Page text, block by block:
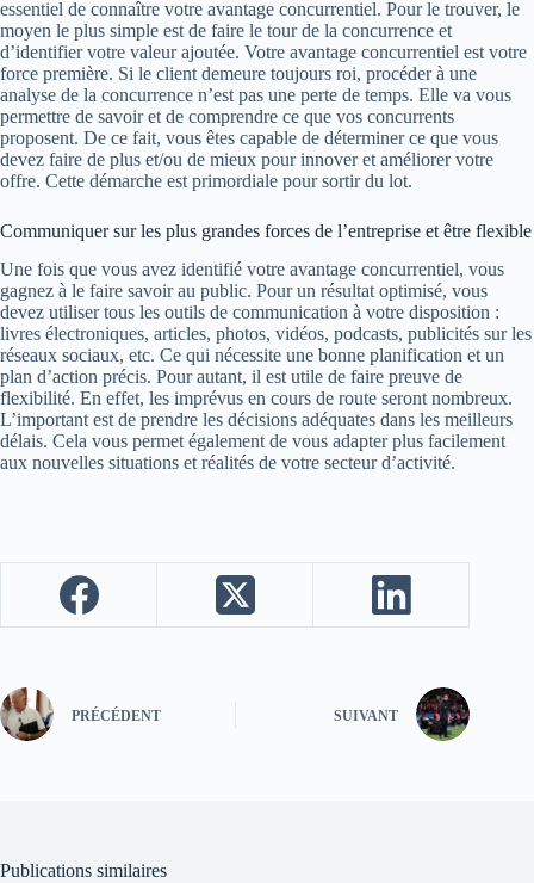
essentiel de connaître votre avantage concurrentiel. Pour le trouver, le
moyen le plus simple est de faire le tour de la concurrence et
d’identifier votre valeur ajoutée. Votre avantage concurrentiel est votre
force première. Si le client demeure toujours roi, procéder à une
analyse de la concurrence n’est pas une perte de temps. Elle va vous
permettre de savoir et de comprendre ce que vos concurrents
proposent. De ce fait, vous êtes capable de déterminer ce que vous
devez faire de plus et/ou de mieux pour innover et améliorer votre
offre. Cette démarche est primordiale pour sortir du lot.
Communiquer sur les plus grandes forces de l’entreprise et être flexible
Une fois que vous avez identifié votre avantage concurrentiel, vous
gagnez à le faire savoir au public. Pour un résultat optimisé, vous
devez utiliser tous les outils de communication à votre disposition :
livres électroniques, articles, photos, vidéos, podcasts, publicités sur les
réseaux sociaux, etc. Ce qui nécessite une bonne planification et un
plan d’action précis. Pour autant, il est utile de faire preuve de
flexibilité. En effet, les imprévus en cours de route seront nombreux.
L’important est de prendre les décisions adéquates dans les meilleurs
délais. Cela vous permet également de vous adapter plus facilement
aux nouvelles situations et réalités de votre secteur d’activité.
PRÉCÉDENT SUIVANT
Publications similaires